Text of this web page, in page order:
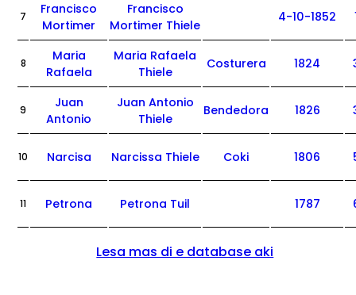
7
Francisco
Mortimer
Francisco
Mortimer Thiele
4-10-1852
8
Maria
Rafaela
Maria Rafaela
Thiele
Costurera 1824
9
Juan
Antonio
Juan Antonio
Thiele
Bendedora 1826
10 Narcisa Narcissa Thiele Coki 1806
11 Petrona Petrona Tuil 1787
Lesa mas di e database aki